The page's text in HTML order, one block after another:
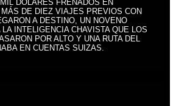
DÓLARES FRENADOS EN
DE DIEZ VIAJES PREVIOS CON
A DESTINO, UN NOVENO
INTELIGENCIA CHAVISTA QUE LOS
POR ALTO Y UNA RUTA DEL
EN CUENTAS SUIZAS.